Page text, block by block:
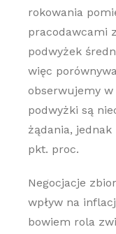
rokowania
pracodawcami
podwyżek
więc
obserwujemy w
podwyżki są
żądania,
pkt. proc.
Negocjacje
wpływ na
bowiem rola